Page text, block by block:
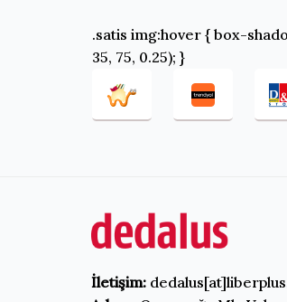
.satis img:hover { box-
35, 75, 0.25); }
İletişim: